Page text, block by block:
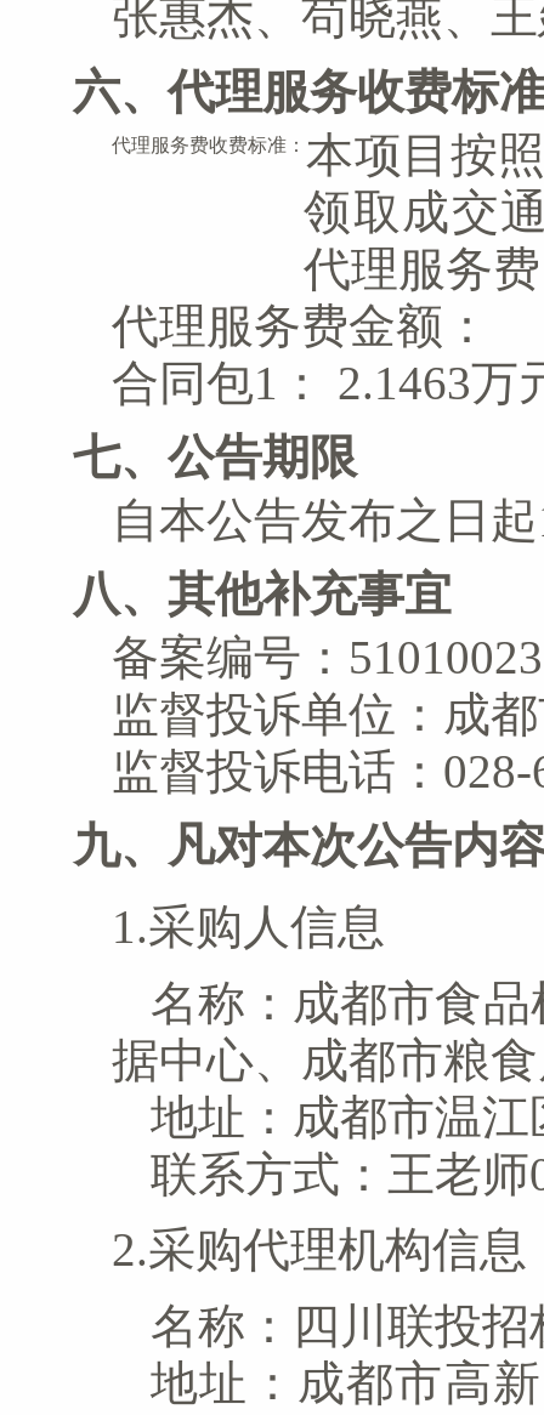
张惠杰、 苟晓燕、
六、代理服务收费标
代理服务费收费标准： 本项目按
领取成交
代理服务
代理服务费金额：
合同包1：
2.1463万
七、公告期限
自本公告发布之日起
八、其他补充事宜
备案编号：
监督投诉单位：成
监督投诉电话：028-
九、凡对本次公告内
1.采购人信息
名称： 成都市食
据中心、成都市粮
地址： 成都市温
联系方式： 王老师
2.采购代理机构信息
名称： 四川联投
地址： 成都市高